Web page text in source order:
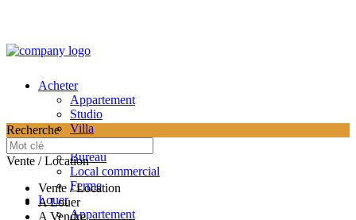
Acheter
Appartement
Studio
Villa
Terrain
Bureau
Local commercial
Ferme
Louer
Appartement
Recherche
Vente / Location
Vente / Location
A Louer
A Vendre